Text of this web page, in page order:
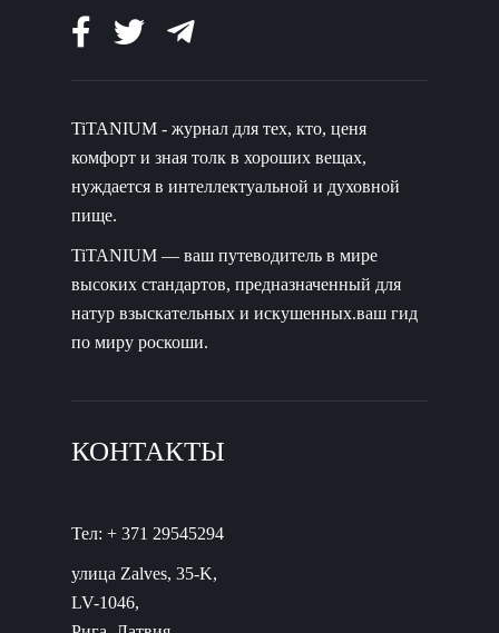
TiTANIUM - журнал для тех, кто, ценя
комфорт и зная толк в хороших вещах,
нуждается в интеллектуальной и духовной
пище.
TiTANIUM — ваш путеводитель в мире
высоких стандартов, предназначенный для
натур взыскательных и искушенных.ваш гид
по миру роскоши.
КОНТАКТЫ
Тел: + 371 29545294
улица Zalves, 35-K,
LV-1046,